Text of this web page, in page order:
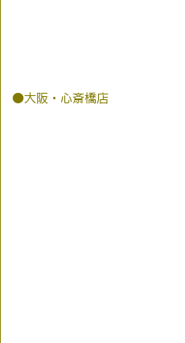
●大阪・心斎橋店